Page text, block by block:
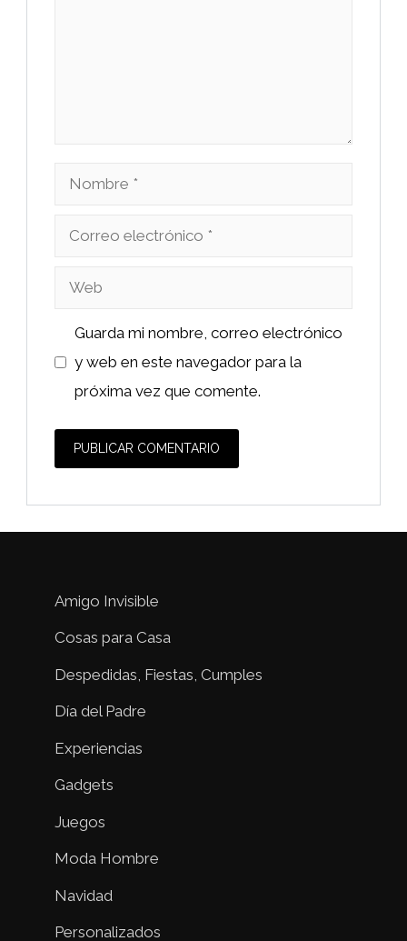
Nombre
Correo
Web
Guarda mi nombre, correo electrónico
y web en este navegador para la
próxima vez que comente.
Amigo Invisible
Cosas para Casa
Despedidas, Fiestas, Cumples
Día del Padre
Experiencias
Gadgets
Juegos
Moda Hombre
Navidad
Personalizados